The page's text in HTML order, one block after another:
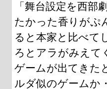
「舞台設定を西部
たかった香りがぷ
ると本家と比べて
ろとアラがみえて
ゲームが出てきた
ルダ似のゲームか